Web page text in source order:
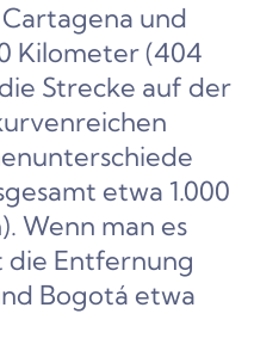
und
Kilometer (404
Strecke auf der
etwa 1.000
Wenn man es
Entfernung
Bogotá etwa